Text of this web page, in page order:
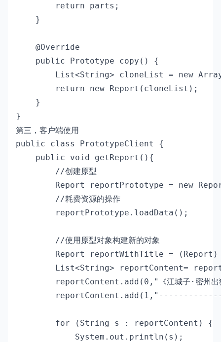
        return parts;
    }
    @Override
    public Prototype copy() {
List<String> cloneList = new
        return new Report(cloneList);
    }
}
第三，客户端使用
public class PrototypeClient {
    public void getReport(){
        //创建原型
Report reportPrototype = new
        //耗费资源的操作
        reportPrototype.loadData();
        //使用原型对象构建新的对象
Report reportWithTitle =
List<String> reportContent=
reportContent.add(0,"《江城子·密州出
        for (String s : reportContent) {
            System.out.println(s);